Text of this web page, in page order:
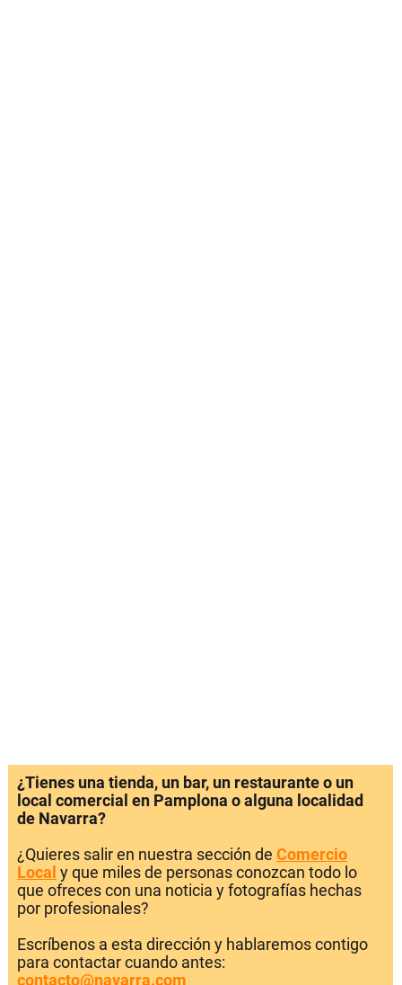
¿Tienes una tienda, un bar, un restaurante o un
local comercial en Pamplona o alguna localidad
de Navarra?
¿Quieres salir en nuestra sección de Comercio
Local y que miles de personas conozcan todo lo
que ofreces con una noticia y fotografías hechas
por profesionales?
Escríbenos a esta dirección y hablaremos contigo
para contactar cuando antes:
contacto@navarra.com